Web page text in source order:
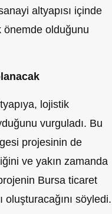
altyapısı içinde
olduğunu
lojistik
vurguladı. Bu
projesinin de
ve yakın zamanda
Bursa ticaret
söyledi.